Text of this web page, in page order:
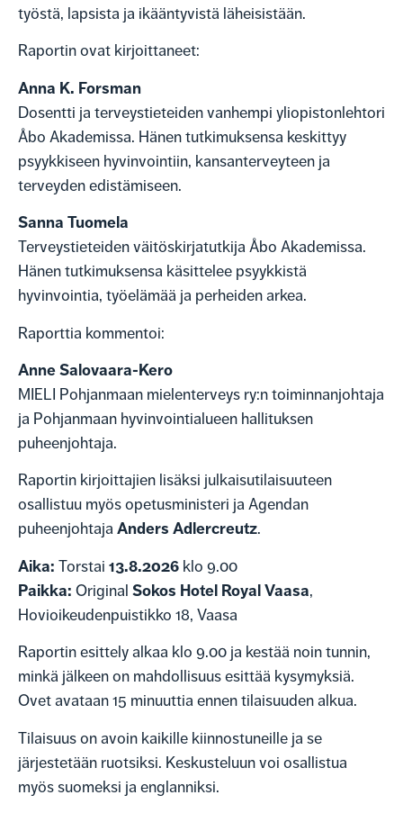
työstä, lapsista ja ikääntyvistä läheisistään.
Raportin ovat kirjoittaneet:
Anna K. Forsman
Dosentti ja terveystieteiden vanhempi yliopistonlehtori
Åbo Akademissa. Hänen tutkimuksensa keskittyy
psyykkiseen hyvinvointiin, kansanterveyteen ja
terveyden edistämiseen.
Sanna Tuomela
Terveystieteiden väitöskirjatutkija Åbo Akademissa.
Hänen tutkimuksensa käsittelee psyykkistä
hyvinvointia, työelämää ja perheiden arkea.
Raporttia kommentoi:
Anne Salovaara-Kero
MIELI Pohjanmaan mielenterveys ry:n toiminnanjohtaja
ja Pohjanmaan hyvinvointialueen hallituksen
puheenjohtaja.
Raportin kirjoittajien lisäksi julkaisutilaisuuteen
osallistuu myös opetusministeri ja Agendan
puheenjohtaja Anders Adlercreutz.
Aika: Torstai 13.8.2026 klo 9.00
Paikka: Original Sokos Hotel Royal Vaasa,
Hovioikeudenpuistikko 18, Vaasa
Raportin esittely alkaa klo 9.00 ja kestää noin tunnin,
minkä jälkeen on mahdollisuus esittää kysymyksiä.
Ovet avataan 15 minuuttia ennen tilaisuuden alkua.
Tilaisuus on avoin kaikille kiinnostuneille ja se
järjestetään ruotsiksi. Keskusteluun voi osallistua
myös suomeksi ja englanniksi.